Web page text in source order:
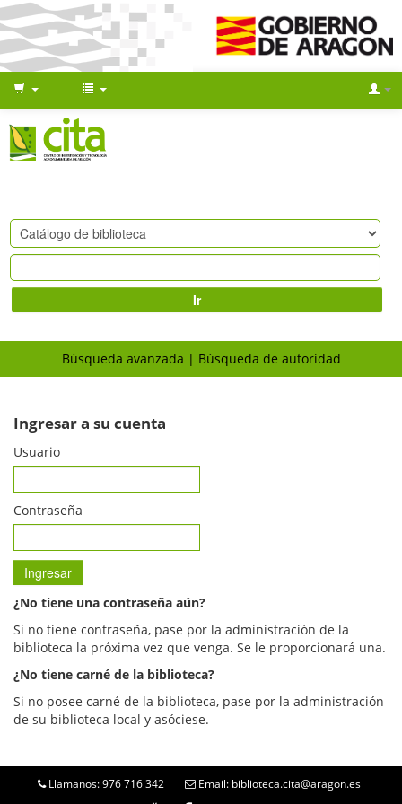
Ir
Búsqueda avanzada Búsqueda de autoridad
Ingresar a su cuenta
Usuario
Contraseña
¿No tiene una contraseña aún?
Si no tiene contraseña, pase por la administración de la
biblioteca la próxima vez que venga. Se le proporcionará una.
¿No tiene carné de la biblioteca?
Si no posee carné de la biblioteca, pase por la administración
de su biblioteca local y asóciese.
Llamanos: 976 716 342 Email: biblioteca.cita@aragon.es